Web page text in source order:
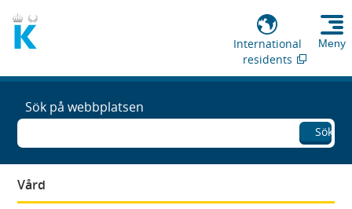
International
residents
Meny
Sök på webbplatsen
Sök
Vård